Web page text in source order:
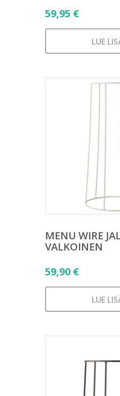
59,95 €
LUE
MENU WIRE
VALKOINEN
59,90 €
LUE